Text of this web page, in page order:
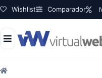
Wishlist Comparador